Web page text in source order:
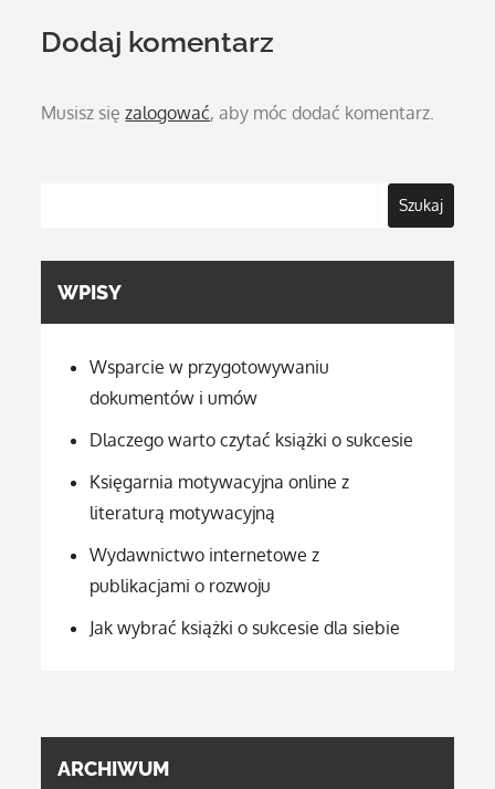
Dodaj komentarz
Musisz sięzalogować, aby móc dodać komentarz.
Szukaj
WPISY
Wsparcie w przygotowywaniu
dokumentów i umów
Dlaczego warto czytać książki o sukcesie
Księgarnia motywacyjna online z
literaturą motywacyjną
Wydawnictwo internetowe z
publikacjami o rozwoju
Jak wybrać książki o sukcesie dla siebie
ARCHIWUM